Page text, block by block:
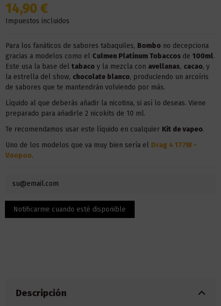
14,90 €
Impuestos incluidos
Para los fanáticos de sabores tabaquiles, Bombono decepciona
gracias a modelos como el Culmen Platinum Tobaccos de 100ml.
Este usa la base del tabacoy la mezcla con avellanas, cacao, y
la estrella del show, chocolate blanco, produciendo un arcoíris
de sabores que te mantendrán volviendo por más.
Líquido al que deberás añadir la nicotina, si así lo deseas. Viene
preparado para añadirle 2 nicokits de 10 ml.
Te recomendamos usar este líquido en cualquier Kit de vapeo.
Uno de los modelos que va muy bien sería el Drag 4 177W -
Voopoo.
Descripción